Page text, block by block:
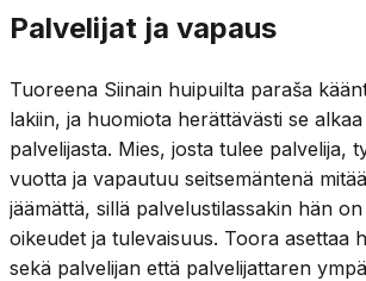
Palvelijat ja vapaus
Tuoreena Siinain huipuilta paraša
lakiin, ja huomiota herättävästi se
palvelijasta. Mies, josta tulee palvelija,
vuotta ja vapautuu seitsemäntenä
jäämättä, sillä palvelustilassakin hän
oikeudet ja tulevaisuus. Toora asettaa
sekä palvelijan että palvelijattaren